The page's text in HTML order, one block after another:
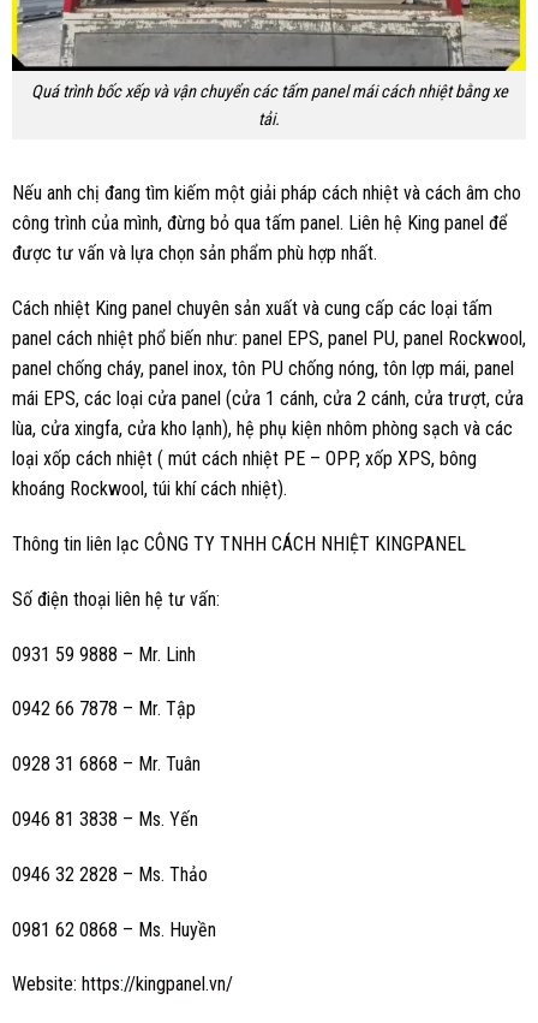
Quá trình bốc xếp và vận chuyển các tấm panel mái cách nhiệt bằng xe
tải.
Nếu anh chị đang tìm kiếm một giải pháp cách nhiệt và cách âm cho
công trình của mình, đừng bỏ qua tấm panel. Liên hệ King panel để
được tư vấn và lựa chọn sản phẩm phù hợp nhất.
Cách nhiệt King panel chuyên sản xuất và cung cấp các loại tấm
panel cách nhiệt phổ biến như: panel EPS, panel PU, panel Rockwool,
panel chống cháy, panel inox, tôn PU chống nóng, tôn lợp mái, panel
mái EPS, các loại cửa panel (cửa 1 cánh, cửa 2 cánh, cửa trượt, cửa
lùa, cửa xingfa, cửa kho lạnh), hệ phụ kiện nhôm phòng sạch và các
loại xốp cách nhiệt ( mút cách nhiệt PE – OPP, xốp XPS, bông
khoáng Rockwool, túi khí cách nhiệt).
Thông tin liên lạc CÔNG TY TNHH CÁCH NHIỆT KINGPANEL
Số điện thoại liên hệ tư vấn:
0931 59 9888 – Mr. Linh
0942 66 7878 – Mr. Tập
0928 31 6868 – Mr. Tuân
0946 81 3838 – Ms. Yến
0946 32 2828 – Ms. Thảo
0981 62 0868 – Ms. Huyền
Website: https://kingpanel.vn/